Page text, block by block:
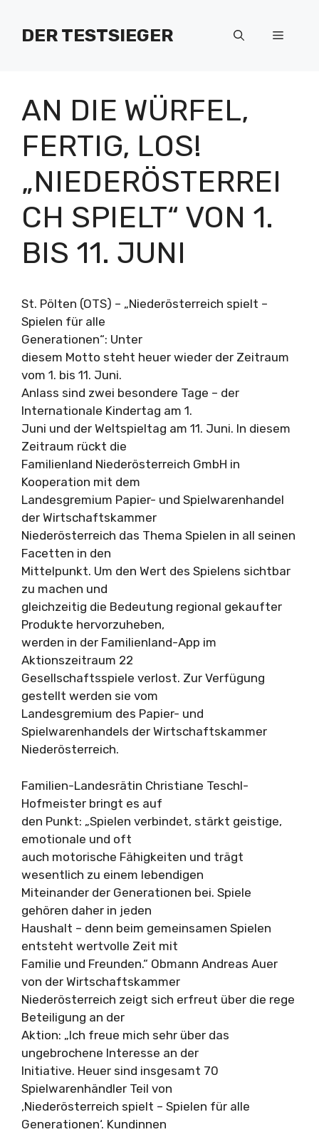
Inhalt
springenDER TESTSIEGER Menü
AN DIE WÜRFEL,
FERTIG, LOS!
„NIEDERÖSTERREI
CH SPIELT“ VON 1.
BIS 11. JUNI
St. Pölten (OTS) – „Niederösterreich spielt –
Spielen für alle
Generationen“: Unter
diesem Motto steht heuer wieder der Zeitraum
vom 1. bis 11. Juni.
Anlass sind zwei besondere Tage – der
Internationale Kindertag am 1.
Juni und der Weltspieltag am 11. Juni. In diesem
Zeitraum rückt die
Familienland Niederösterreich GmbH in
Kooperation mit dem
Landesgremium Papier- und Spielwarenhandel
der Wirtschaftskammer
Niederösterreich das Thema Spielen in all seinen
Facetten in den
Mittelpunkt. Um den Wert des Spielens sichtbar
zu machen und
gleichzeitig die Bedeutung regional gekaufter
Produkte hervorzuheben,
werden in der Familienland-App im
Aktionszeitraum 22
Gesellschaftsspiele verlost. Zur Verfügung
gestellt werden sie vom
Landesgremium des Papier- und
Spielwarenhandels der Wirtschaftskammer
Niederösterreich.
Familien-Landesrätin Christiane Teschl-
Hofmeister bringt es auf
den Punkt: „Spielen verbindet, stärkt geistige,
emotionale und oft
auch motorische Fähigkeiten und trägt
wesentlich zu einem lebendigen
Miteinander der Generationen bei. Spiele
gehören daher in jeden
Haushalt – denn beim gemeinsamen Spielen
entsteht wertvolle Zeit mit
Familie und Freunden.“ Obmann Andreas Auer
von der Wirtschaftskammer
Niederösterreich zeigt sich erfreut über die rege
Beteiligung an der
Aktion: „Ich freue mich sehr über das
ungebrochene Interesse an der
Initiative. Heuer sind insgesamt 70
Spielwarenhändler Teil von
‚Niederösterreich spielt – Spielen für alle
Generationen‘. Kundinnen